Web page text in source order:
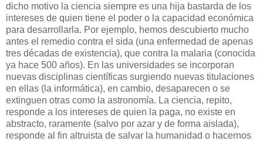
dicho motivo la ciencia siempre es una hija bastarda de los
intereses de quien tiene el poder o la capacidad económica
para desarrollarla. Por ejemplo, hemos descubierto mucho
antes el remedio contra el sida (una enfermedad de apenas
tres décadas de existencia), que contra la malaria (conocida
ya hace 500 años). En las universidades se incorporan
nuevas disciplinas científicas surgiendo nuevas titulaciones
en ellas (la informática), en cambio, desaparecen o se
extinguen otras como la astronomía. La ciencia, repito,
responde a los intereses de quien la paga, no existe en
abstracto, raramente (salvo por azar y de forma aislada),
responde al fin altruista de salvar la humanidad o hacernos